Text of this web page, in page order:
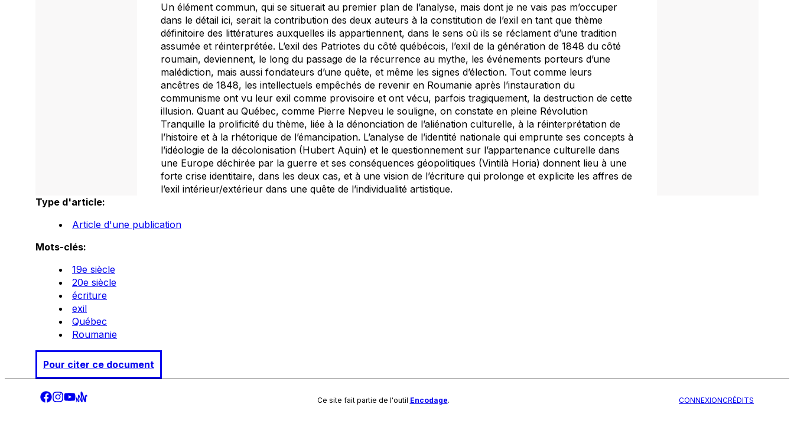
Un élément commun, qui se situerait au premier plan de l’analyse, mais dont je ne vais pas m’occuper
dans le détail ici, serait la contribution des deux auteurs à la constitution de l’exil en tant que thème
définitoire des littératures auxquelles ils appartiennent, dans le sens où ils se réclament d’une tradition
assumée et réinterprétée. L’exil des Patriotes du côté québécois, l’exil de la génération de 1848 du côté
roumain, deviennent, le long du passage de la récurrence au mythe, les événements porteurs d’une
malédiction, mais aussi fondateurs d’une quête, et même les signes d’élection. Tout comme leurs
ancêtres de 1848, les intellectuels empêchés de revenir en Roumanie après l’instauration du
communisme ont vu leur exil comme provisoire et ont vécu, parfois tragiquement, la destruction de cette
illusion. Quant au Québec, comme Pierre Nepveu le souligne, on constate en pleine Révolution
Tranquille la prolificité du thème, liée à la dénonciation de l’aliénation culturelle, à la réinterprétation de
l’histoire et à la rhétorique de l’émancipation. L’analyse de l’identité nationale qui emprunte ses concepts à
l’idéologie de la décolonisation (Hubert Aquin) et le questionnement sur l’appartenance culturelle dans
une Europe déchirée par la guerre et ses conséquences géopolitiques (Vintilà Horia) donnent lieu à une
forte crise identitaire, dans les deux cas, et à une vision de l’écriture qui prolonge et explicite les affres de
l’exil intérieur/extérieur dans une quête de l’individualité artistique.
Type d'article:
Article d'une publication
Mots-clés:
19e siècle
20e siècle
écriture
exil
Québec
Roumanie
Pour citer ce document
Ce site fait partie de l'outil Encodage. CONNEXIONCRÉDITS